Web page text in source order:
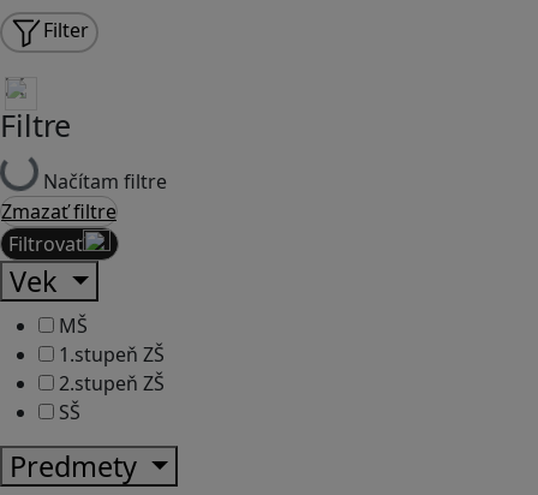
Filter
Filtre
Načítam filtre
Zmazať filtre
Filtrovať
Vek
MŠ
1.stupeň ZŠ
2.stupeň ZŠ
SŠ
Predmety